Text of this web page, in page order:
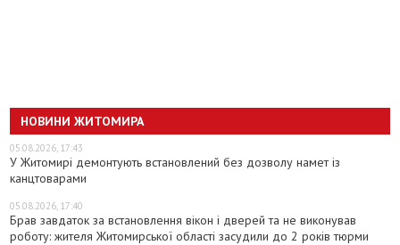
НОВИНИ ЖИТОМИРА
05.08.2026, 17:43
У Житомирі демонтують встановлений без дозволу намет із
канцтоварами
05.08.2026, 17:40
Брав завдаток за встановлення вікон і дверей та не виконував
роботу: жителя Житомирської області засудили до 2 років тюрми